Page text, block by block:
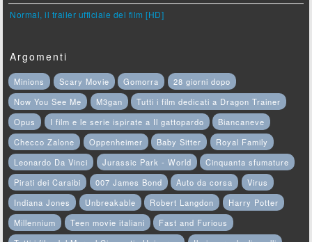
Normal, il trailer ufficiale del film [HD]
Argomenti
Minions Scary Movie Gomorra
28 giorni dopo
Now You See Me
M3gan
Tutti i film dedicati a Dragon Trainer
Opus
I film e le serie ispirate a Il gattopardo
Biancaneve
Checco Zalone
Oppenheimer Baby Sitter
Royal Family
Leonardo Da Vinci
Jurassic Park - World
Cinquanta sfumature
Pirati dei Caraibi
007 James Bond Auto da corsa
Virus
Indiana Jones
Unbreakable Robert Langdon
Harry Potter
Millennium
Teen movie italiani
Fast and Furious